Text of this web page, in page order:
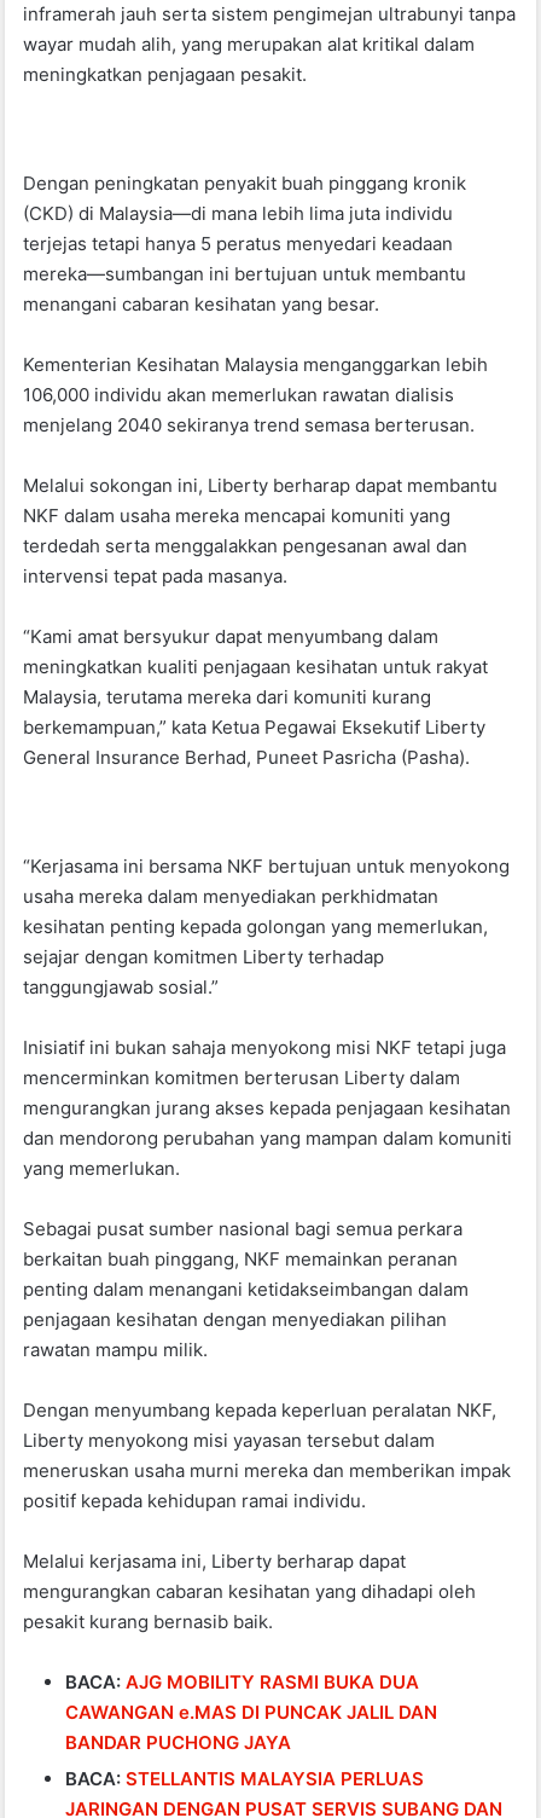
inframerah jauh serta sistem pengimejan ultrabunyi tanpa
wayar mudah alih, yang merupakan alat kritikal dalam
meningkatkan penjagaan pesakit.
Dengan peningkatan penyakit buah pinggang kronik
(CKD) di Malaysia—di mana lebih lima juta individu
terjejas tetapi hanya 5 peratus menyedari keadaan
mereka—sumbangan ini bertujuan untuk membantu
menangani cabaran kesihatan yang besar.
Kementerian Kesihatan Malaysia menganggarkan lebih
106,000 individu akan memerlukan rawatan dialisis
menjelang 2040 sekiranya trend semasa berterusan.
Melalui sokongan ini, Liberty berharap dapat membantu
NKF dalam usaha mereka mencapai komuniti yang
terdedah serta menggalakkan pengesanan awal dan
intervensi tepat pada masanya.
“Kami amat bersyukur dapat menyumbang dalam
meningkatkan kualiti penjagaan kesihatan untuk rakyat
Malaysia, terutama mereka dari komuniti kurang
berkemampuan,” kata Ketua Pegawai Eksekutif Liberty
General Insurance Berhad, Puneet Pasricha (Pasha).
“Kerjasama ini bersama NKF bertujuan untuk menyokong
usaha mereka dalam menyediakan perkhidmatan
kesihatan penting kepada golongan yang memerlukan,
sejajar dengan komitmen Liberty terhadap
tanggungjawab sosial.”
Inisiatif ini bukan sahaja menyokong misi NKF tetapi juga
mencerminkan komitmen berterusan Liberty dalam
mengurangkan jurang akses kepada penjagaan kesihatan
dan mendorong perubahan yang mampan dalam komuniti
yang memerlukan.
Sebagai pusat sumber nasional bagi semua perkara
berkaitan buah pinggang, NKF memainkan peranan
penting dalam menangani ketidakseimbangan dalam
penjagaan kesihatan dengan menyediakan pilihan
rawatan mampu milik.
Dengan menyumbang kepada keperluan peralatan NKF,
Liberty menyokong misi yayasan tersebut dalam
meneruskan usaha murni mereka dan memberikan impak
positif kepada kehidupan ramai individu.
Melalui kerjasama ini, Liberty berharap dapat
mengurangkan cabaran kesihatan yang dihadapi oleh
pesakit kurang bernasib baik.
BACA:AJG MOBILITY RASMI BUKA DUA
CAWANGAN e.MAS DI PUNCAK JALIL DAN
BANDAR PUCHONG JAYA
BACA:STELLANTIS MALAYSIA PERLUAS
JARINGAN DENGAN PUSAT SERVIS SUBANG DAN